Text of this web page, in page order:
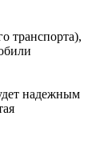
транспорта),
надежным